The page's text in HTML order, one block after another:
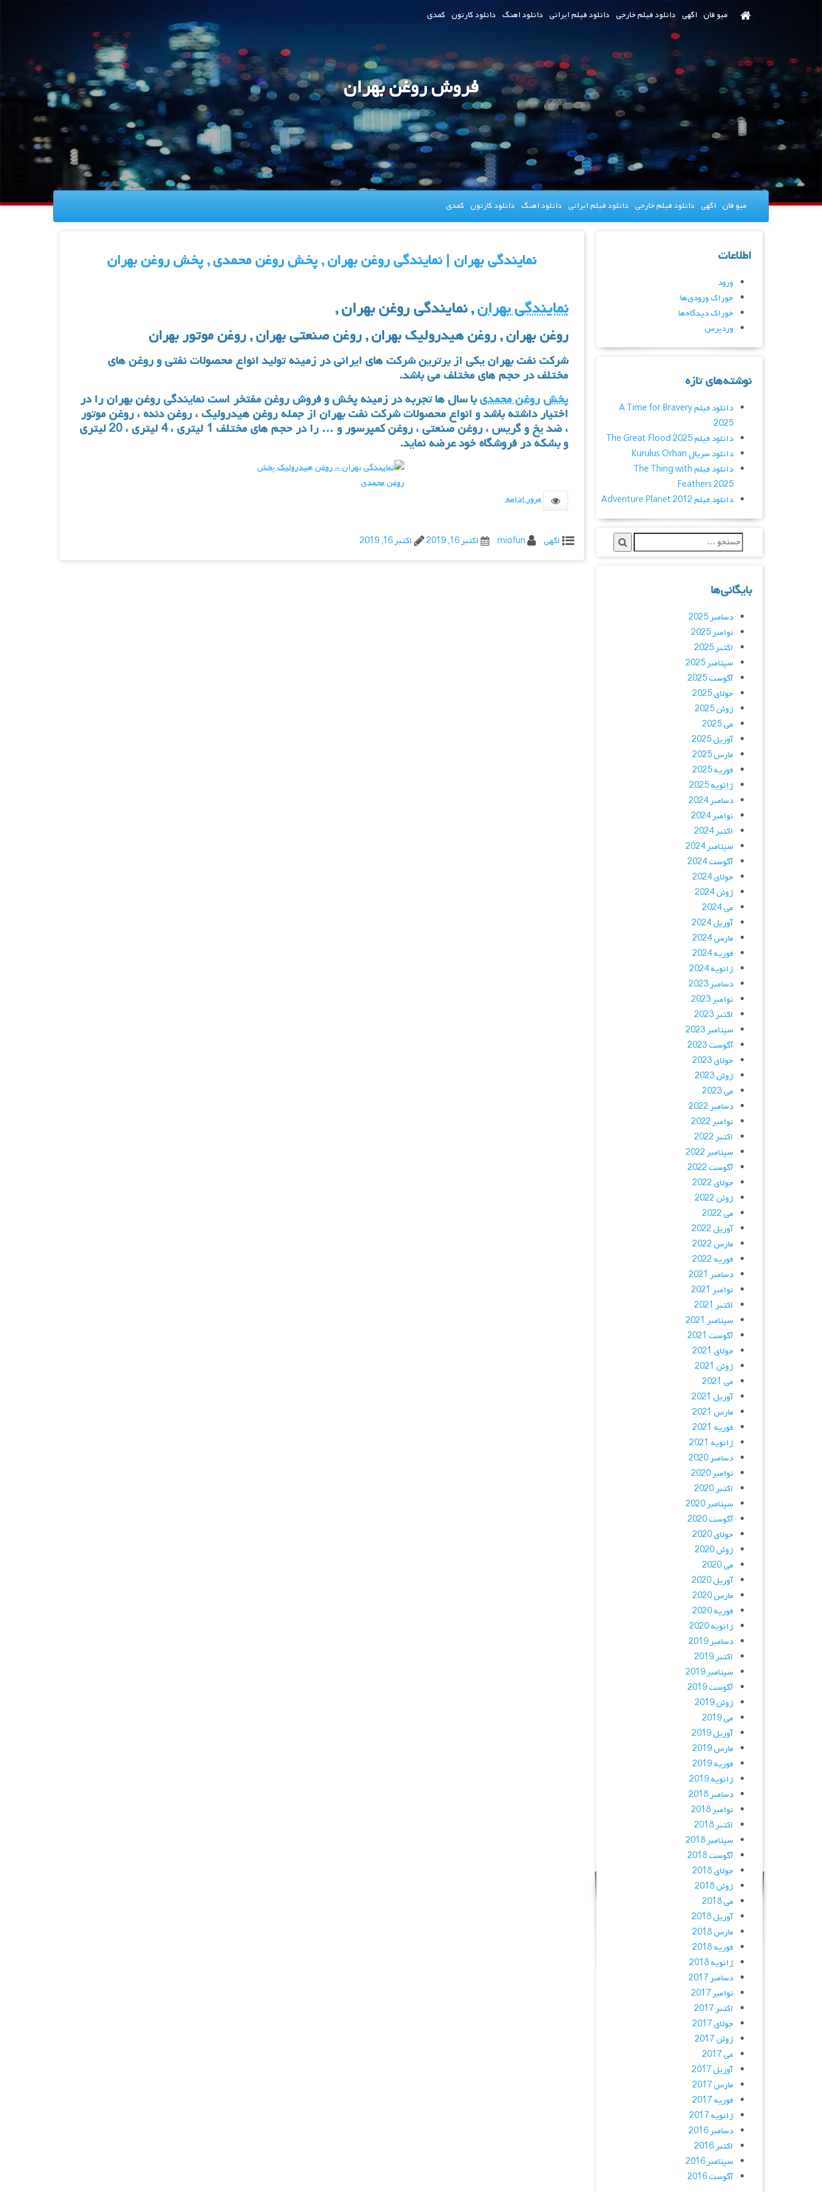
میو فان اگهی دانلود فیلم خارجی دانلود فیلم ایرانی دانلود اهنگ دانلود کارتون کمدی
فروش روغن بهران
میو فان اگهی دانلود فیلم خارجی دانلود فیلم ایرانی دانلود اهنگ دانلود کارتون کمدی
نمایندگی بهران | نمایندگی روغن بهران , پخش روغن محمدی , پخش روغن بهران
نمایندگی بهران, نمایندگی روغن بهران ,
روغن بهران , روغن هیدرولیک بهران , روغن صنعتی بهران , روغن موتور بهران
شرکت نفت بهران یکی از برترین شرکت های ایرانی در زمینه تولید انواع محصولات نفتی و روغن های
مختلف در حجم های مختلف می باشد.
پخش روغن محمدیبا سال ها تجربه در زمینه پخش وفروش روغن مفتخر است نمایندگی روغن بهران را در
اختیار داشته باشد و انواع محصولاتشرکت نفت بهران از جملهروغن هیدرولیک ،روغن دنده ،روغن موتور
،ضد یخ وگریس ،روغن صنعتی ،روغن کمپرسور
و … را در حجم های مختلف 1 لیتری ، 4 لیتری ، 20 لیتری
و بشکه در فروشگاه خود عرضه نماید.
مرور ادامه
اگهی miofun اکتبر 16, 2019 اکتبر 16, 2019
اطلاعات
ورود
خوراک ورودی‌ها
خوراک دیدگاه‌ها
وردپرس
نوشته‌های تازه
دانلود فیلم A Time for Bravery
2025
دانلود فیلم The Great Flood 2025
دانلود سریال Kurulus Orhan
دانلود فیلم The Thing with
Feathers 2025
دانلود فیلم Adventure Planet 2012
بایگانی‌ها
دسامبر 2025
نوامبر 2025
اکتبر 2025
سپتامبر 2025
آگوست 2025
جولای 2025
ژوئن 2025
می 2025
آوریل 2025
مارس 2025
فوریه 2025
ژانویه 2025
دسامبر 2024
نوامبر 2024
اکتبر 2024
سپتامبر 2024
آگوست 2024
جولای 2024
ژوئن 2024
می 2024
آوریل 2024
مارس 2024
فوریه 2024
ژانویه 2024
دسامبر 2023
نوامبر 2023
اکتبر 2023
سپتامبر 2023
آگوست 2023
جولای 2023
ژوئن 2023
می 2023
دسامبر 2022
نوامبر 2022
اکتبر 2022
سپتامبر 2022
آگوست 2022
جولای 2022
ژوئن 2022
می 2022
آوریل 2022
مارس 2022
فوریه 2022
دسامبر 2021
نوامبر 2021
اکتبر 2021
سپتامبر 2021
آگوست 2021
جولای 2021
ژوئن 2021
می 2021
آوریل 2021
مارس 2021
فوریه 2021
ژانویه 2021
دسامبر 2020
نوامبر 2020
اکتبر 2020
سپتامبر 2020
آگوست 2020
جولای 2020
ژوئن 2020
می 2020
آوریل 2020
مارس 2020
فوریه 2020
ژانویه 2020
دسامبر 2019
اکتبر 2019
سپتامبر 2019
آگوست 2019
ژوئن 2019
می 2019
آوریل 2019
مارس 2019
فوریه 2019
ژانویه 2019
دسامبر 2018
نوامبر 2018
اکتبر 2018
سپتامبر 2018
آگوست 2018
جولای 2018
ژوئن 2018
می 2018
آوریل 2018
مارس 2018
فوریه 2018
ژانویه 2018
دسامبر 2017
نوامبر 2017
اکتبر 2017
جولای 2017
ژوئن 2017
می 2017
آوریل 2017
مارس 2017
فوریه 2017
ژانویه 2017
دسامبر 2016
اکتبر 2016
سپتامبر 2016
آگوست 2016